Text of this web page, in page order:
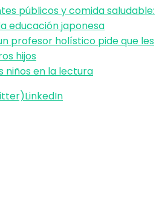
públicos y comida saludable:
educación japonesa
profesor holístico pide que les
hijos
niños en la lectura
LinkedIn